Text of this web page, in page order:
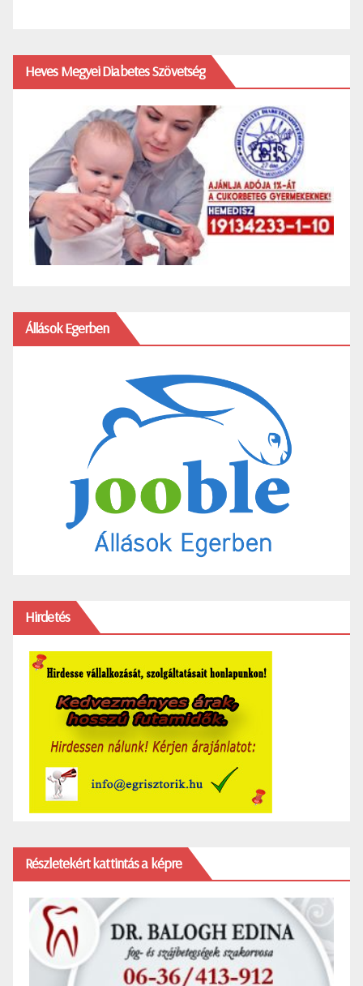
Heves Megyei Diabetes Szövetség
Állások Egerben
Hirdetés
Részletekért kattintás a képre